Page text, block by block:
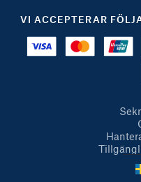
VI ACCEPTERAR